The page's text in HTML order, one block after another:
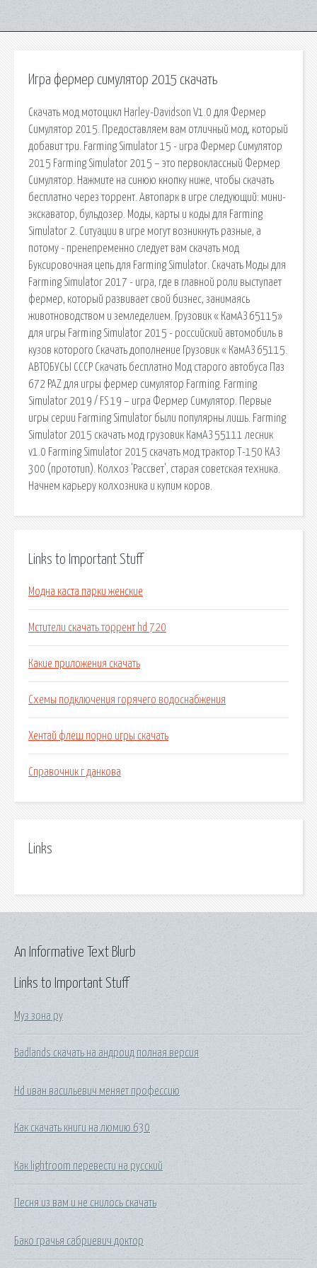
Игра фермер симулятор 2015 скачать
Скачать мод мотоцикл Harley-Davidson V1.0 для Фермер
Симулятор 2015. Предоставляем вам отличный мод, который
добавит три. Farming Simulator 15 - игра Фермер Симулятор
2015 Farming Simulator 2015 – это первоклассный Фермер
Симулятор. Нажмите на синюю кнопку ниже, чтобы скачать
бесплатно через торрент. Автопарк в игре следующий: мини-
экскаватор, бульдозер. Моды, карты и коды для Farming
Simulator 2. Ситуации в игре могут возникнуть разные, а
потому - пренепременно следует вам скачать мод
Буксировочная цепь для Farming Simulator. Скачать Моды для
Farming Simulator 2017 - игра, где в главной роли выступает
фермер, который развивает свой бизнес, занимаясь
животноводством и земледелием. Грузовик « КамАЗ 65115»
для игры Farming Simulator 2015 - российский автомобиль в
кузов которого Скачать дополнение Грузовик « КамАЗ 65115.
АВТОБУСЫ СССР Скачать бесплатно Мод старого автобуса Паз
672 PAZ для игры фермер симулятор Farming. Farming
Simulator 2019 / FS 19 – игра Фермер Симулятор. Первые
игры серии Farming Simulator были популярны лишь. Farming
Simulator 2015 скачать мод грузовик КамАЗ 55111 лесник
v1.0 Farming Simulator 2015 скачать мод трактор Т-150 КАЗ
300 (прототип). Колхоз 'Рассвет', старая советская техника.
Начнем карьеру колхозника и купим коров.
Links to Important Stuff
Модна каста парки женские
Мстители скачать торрент hd 720
Какие приложения скачать
Схемы подключения горячего водоснабжения
Хентай флеш порно игры скачать
Справочник г данкова
Links
Links to Important Stuff
Муз зона ру
Badlands скачать на андроид полная версия
Hd иван васильевич меняет профессию
Как скачать книги на люмию 630
Как lightroom перевести на русский
Песня из вам и не снилось скачать
Бако грачья сабриевич доктор
An Informative Text Blurb